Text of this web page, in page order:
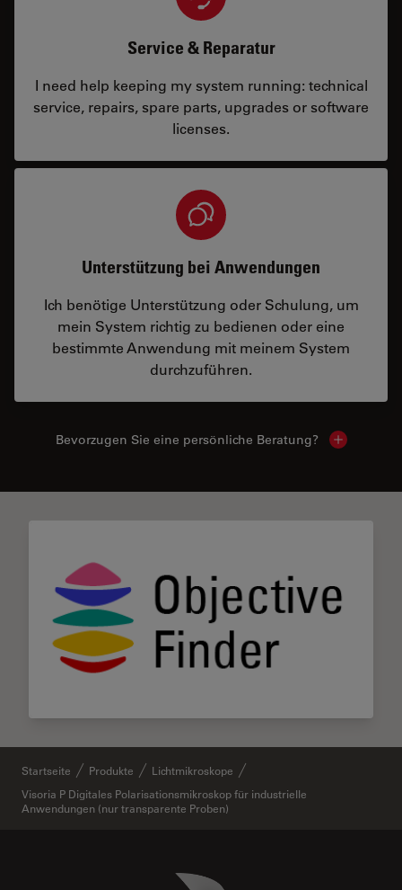
Service & Reparatur
I need help keeping my system running: technical
service, repairs, spare parts, upgrades or software
licenses.
Unterstützung bei Anwendungen
Ich benötige Unterstützung oder Schulung, um
mein System richtig zu bedienen oder eine
bestimmte Anwendung mit meinem System
durchzuführen.
Bevorzugen Sie eine persönliche Beratung? Show
Startseite Produkte
Lichtmikroskope
Visoria P Digitales Polarisationsmikroskop für industrielle
Anwendungen (nur transparente Proben)
Danaher Logo